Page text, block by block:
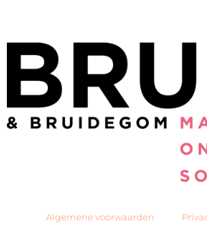
Algemene voorwaarden